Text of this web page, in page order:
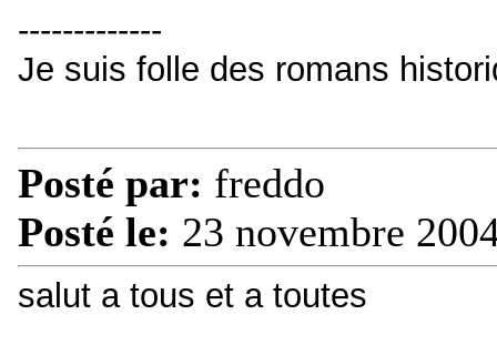
-------------
Je suis folle des romans
Posté par: freddo
Posté le: 23 novembre
salut a tous et a toutes